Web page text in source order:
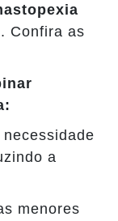
Confira as
a
menores